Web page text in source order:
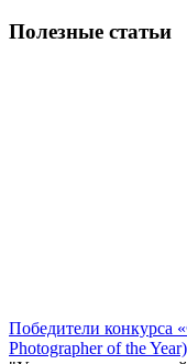
Полезные статьи
Победители конкурса
Photographer of the Year)